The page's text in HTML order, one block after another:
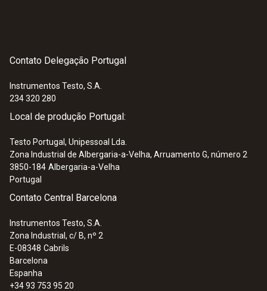
:0560 2549 02
Smart Probe testo 549i - Manómetro de
alta pressão com App para smartphone
e tablet
Medição de alta e baixa pressão
97,34 €
Sondas para alimentação
Contato Delegação Portugal
Instrumentos Testo, S.A.
234 320 280
Local de produção Portugal:
Testo Portugal, Unipessoal Lda.
Zona Industrial de Albergaria-a-Velha, Arruamento G, número 2
3850-184 Albergaria-a-Velha
Portugal
Contato Central Barcelona
Instrumentos Testo, S.A.
Zona Industrial, c/ B, nº 2
E-08348 Cabrils
Barcelona
Espanha
+34 93 753 95 20